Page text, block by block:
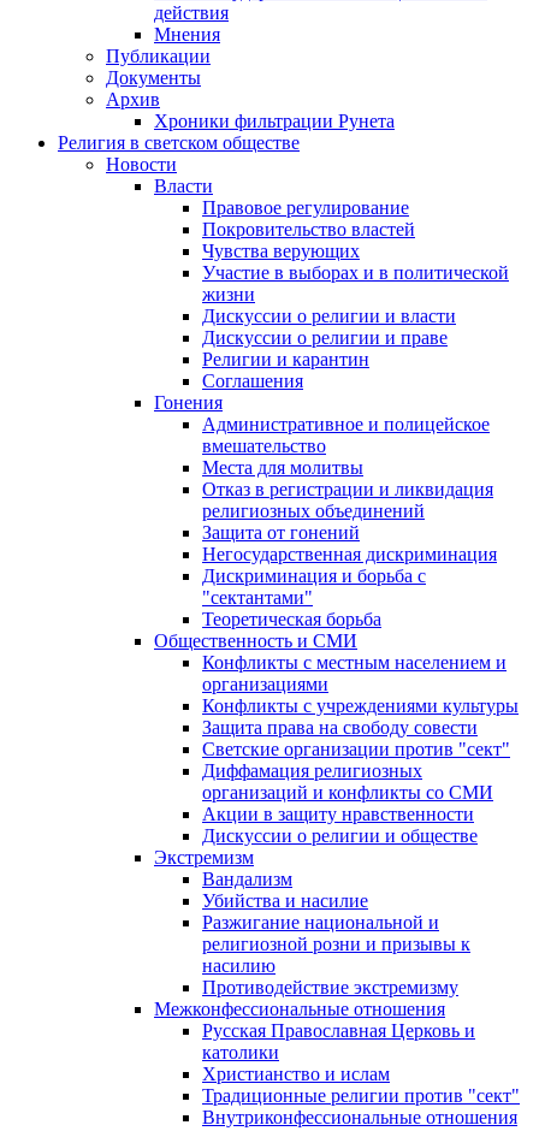
действия
Мнения
Публикации
Документы
Архив
Хроники фильтрации Рунета
Религия в светском обществе
Новости
Власти
Правовое регулирование
Покровительство властей
Чувства верующих
Участие в выборах и в политической
жизни
Дискуссии о религии и власти
Дискуссии о религии и праве
Религии и карантин
Соглашения
Гонения
Административное и полицейское
вмешательство
Места для молитвы
Отказ в регистрации и ликвидация
религиозных объединений
Защита от гонений
Негосударственная дискриминация
Дискриминация и борьба с
"сектантами"
Теоретическая борьба
Общественность и СМИ
Конфликты с местным населением и
организациями
Конфликты с учреждениями культуры
Защита права на свободу совести
Светские организации против "сект"
Диффамация религиозных
организаций и конфликты со СМИ
Акции в защиту нравственности
Дискуссии о религии и обществе
Экстремизм
Вандализм
Убийства и насилие
Разжигание национальной и
религиозной розни и призывы к
насилию
Противодействие экстремизму
Межконфессиональные отношения
Русская Православная Церковь и
католики
Христианство и ислам
Традиционные религии против "сект"
Внутриконфессиональные отношения